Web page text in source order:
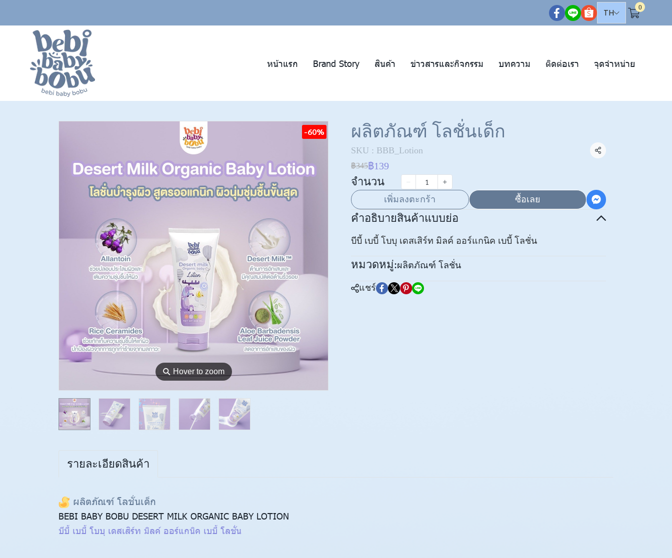
TH
0
หน้าแรก Brand Story สินค้า ข่าวสารและกิจกรรม บทความ ติดต่อเรา จุดจำหน่าย
⚲ Hover to zoom
-60% ผลิตภัณฑ์ โลชั่นเด็ก
SKU : BBB_Lotion แชร์
฿345฿139
จำนวน
เพิ่มลงตะกร้า ซื้อเลย
คำอธิบายสินค้าแบบย่อ
บีบี้ เบบี้ โบบุ เดสเสิร์ท มิลค์ ออร์แกนิค เบบี้ โลชั่น
หมวดหมู่:ผลิตภัณฑ์ โลชั่น
แชร์
รายละเอียดสินค้า
ผลิตภัณฑ์ โลชั่นเด็ก
BEBI BABY BOBU DESERT MILK ORGANIC BABY LOTION
บีบี้ เบบี้ โบบุ เดสเสิร์ท มิลค์ ออร์แกนิค เบบี้ โลชั่น